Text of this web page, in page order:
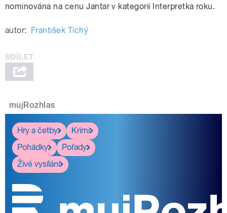
nominována na cenu Jantar v kategorii Interpretka roku.
autor: František Tichý
mujRozhlas
Hry a četby
Krimi
Pohádky
Pořady
Živé vysílání